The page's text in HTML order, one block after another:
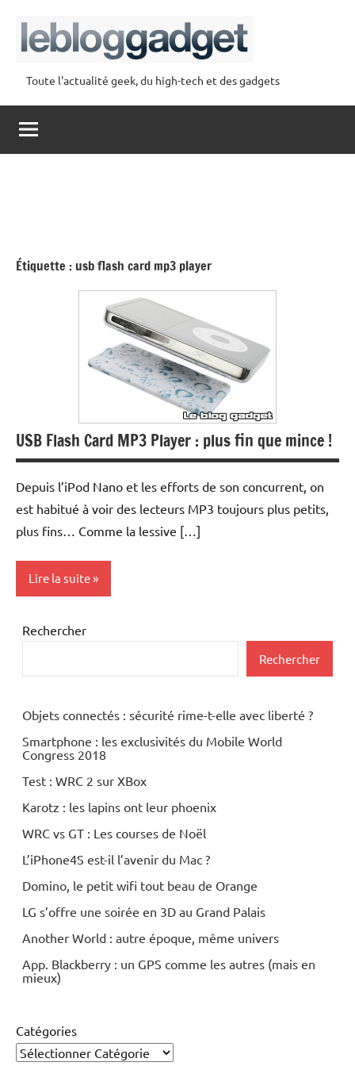
contenu
lebloggadget
Toute l'actualité geek, du high-tech et des gadgets
Étiquette : usb flash card mp3 player
USB Flash Card MP3 Player : plus fin que mince !
Depuis l’iPod Nano et les efforts de son concurrent, on
est habitué à voir des lecteurs MP3 toujours plus petits,
plus fins… Comme la lessive […]
Lire la suite
MP3
Rechercher
Rechercher
Objets connectés : sécurité rime-t-elle avec liberté ?
Smartphone : les exclusivités du Mobile World
Congress 2018
Test : WRC 2 sur XBox
Karotz : les lapins ont leur phoenix
WRC vs GT : Les courses de Noël
L’iPhone4S est-il l’avenir du Mac ?
Domino, le petit wifi tout beau de Orange
LG s’offre une soirée en 3D au Grand Palais
Another World : autre époque, même univers
App. Blackberry : un GPS comme les autres (mais en
mieux)
Catégories